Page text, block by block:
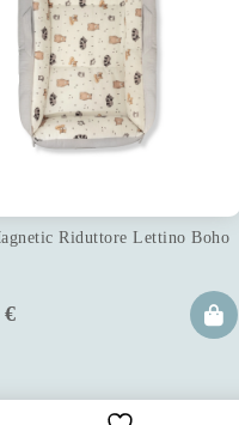
Riduttore Lettino Boho
€